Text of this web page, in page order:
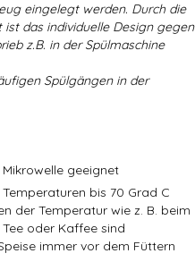
eingelegt werden. Durch die
das individuelle Design gegen
z.B. in der Spülmaschine
Spülgängen in der
geeignet
bis 70 Grad C
der Temperatur wie z. B. beim
oder Kaffee sind
immer vor dem Füttern